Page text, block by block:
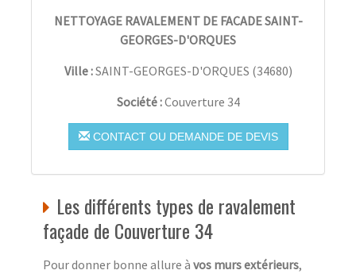
NETTOYAGE RAVALEMENT DE FACADE SAINT-
GEORGES-D'ORQUES
Ville :SAINT-GEORGES-D'ORQUES (34680)
Société :Couverture 34
CONTACT OU DEMANDE DE DEVIS
Les différents types de ravalement
façade de Couverture 34
Pour donner bonne allure à vos murs extérieurs,